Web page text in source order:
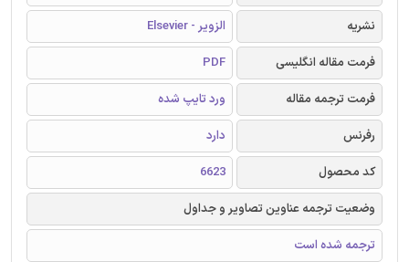
نشریه
الزویر - Elsevier
فرمت مقاله انگلیسی
PDF
فرمت ترجمه مقاله
ورد تایپ شده
رفرنس
دارد
کد محصول
6623
وضعیت ترجمه عناوین تصاویر و جداول
ترجمه شده است